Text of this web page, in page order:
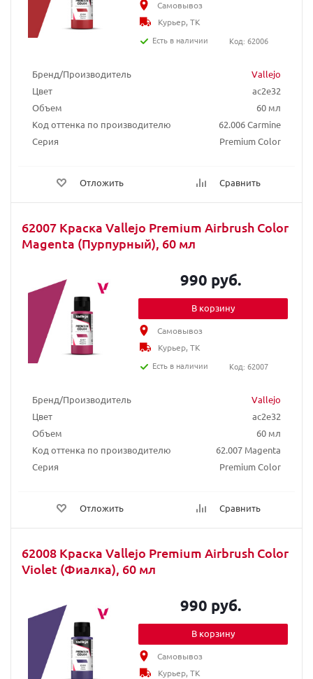
Бренд/Производитель
Vallejo
Цвет
ac2e32
Объем
60 мл
Код оттенка по производителю
62.006 Carmine
Серия
Premium Color
Отложить Сравнить
Самовывоз
Курьер, ТК
Есть в наличии
Код: 62006
62007 Краска Vallejo Premium Airbrush Color
Magenta (Пурпурный), 60 мл
Бренд/Производитель
Vallejo
Цвет
ac2e32
Объем
60 мл
Код оттенка по производителю
62.007 Magenta
Серия
Premium Color
Отложить Сравнить
990 руб.
В корзину
Самовывоз
Курьер, ТК
Есть в наличии
Код: 62007
62008 Краска Vallejo Premium Airbrush Color
Violet (Фиалка), 60 мл
990 руб.
В корзину
Самовывоз
Курьер, ТК